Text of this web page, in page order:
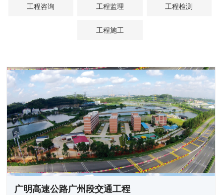
工程咨询 工程监理 工程检测
工程施工
广明高速公路广州段交通工程